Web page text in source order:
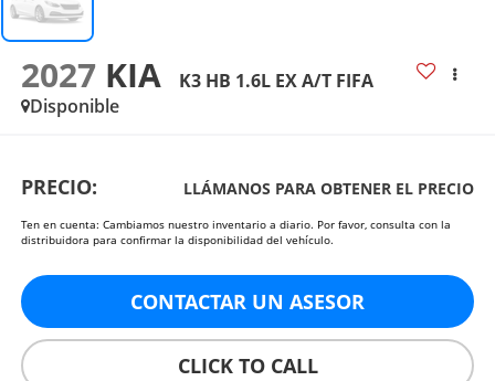
2027 KIA
K3 HB 1.6L EX A/T FIFA
Disponible
PRECIO: LLÁMANOS PARA OBTENER EL PRECIO
Ten en cuenta: Cambiamos nuestro inventario a diario. Por favor, consulta con la
distribuidora para confirmar la disponibilidad del vehículo.
CONTACTAR UN ASESOR
CLICK TO CALL